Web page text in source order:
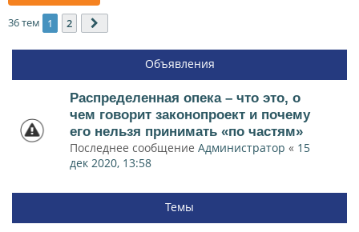
36 тем 1 2
Объявления
Распределенная опека – что это, о
чем говорит законопроект и почему
его нельзя принимать «по частям»
Последнее сообщение Администратор « 15
дек 2020, 13:58
Темы